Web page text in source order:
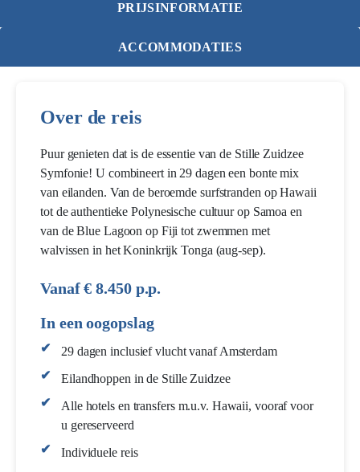
PRIJSINFORMATIE
ACCOMMODATIES
Over de reis
Puur genieten dat is de essentie van de Stille Zuidzee
Symfonie! U combineert in 29 dagen een bonte mix
van eilanden. Van de beroemde surfstranden op Hawaii
tot de authentieke Polynesische cultuur op Samoa en
van de Blue Lagoon op Fiji tot zwemmen met
walvissen in het Koninkrijk Tonga (aug-sep).
Vanaf € 8.450 p.p.
In een oogopslag
29 dagen inclusief vlucht vanaf Amsterdam
Eilandhoppen in de Stille Zuidzee
Alle hotels en transfers m.u.v. Hawaii, vooraf voor
u gereserveerd
Individuele reis